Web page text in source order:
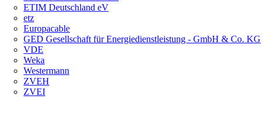
ETIM Deutschland eV
etz
Europacable
GED Gesellschaft für Energiedienstleistung - GmbH & Co. KG
VDE
Weka
Westermann
ZVEH
ZVEI